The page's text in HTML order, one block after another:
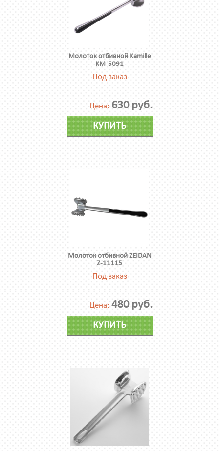
Молоток отбивной Kamille
KM-5091
Под заказ
Цена: 630 руб.
КУПИТЬ
Молоток отбивной ZEIDAN
Z-11115
Под заказ
Цена: 480 руб.
КУПИТЬ